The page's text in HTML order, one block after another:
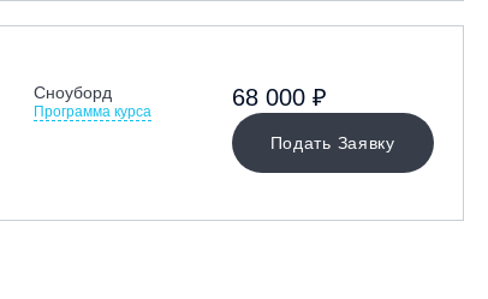
Сноуборд
Программа курса
Подать Заявку
68 000 ₽